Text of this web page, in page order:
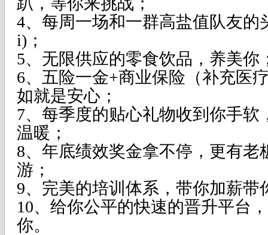
4、每周一场和一群高盐值队友的
i) ；
5、无限供应的零食饮品，养美你
6、五险一金+商业保险（补充医
如就是安心；
7、每季度的贴心礼物收到你手软
温暖；
8、年底绩效奖金拿不停，更有老
游；
9、完美的培训体系，带你加薪带
10、给你公平的快速的晋升平台
你。